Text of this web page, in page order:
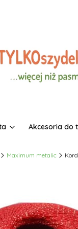
Akcesoria do
Maximum metalic